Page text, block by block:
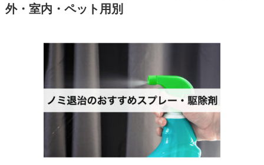
外・室内・ペット用別